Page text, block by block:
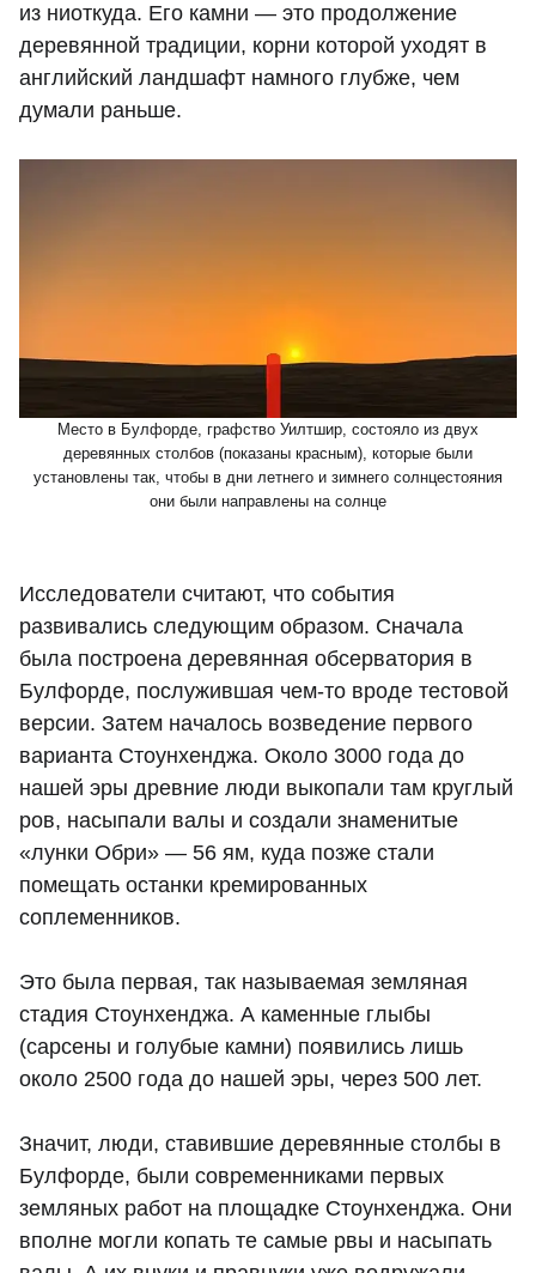
из ниоткуда. Его камни — это продолжение
деревянной традиции, корни которой уходят в
английский ландшафт намного глубже, чем
думали раньше.
Место в Булфорде, графство Уилтшир, состояло из двух
деревянных столбов (показаны красным), которые были
установлены так, чтобы в дни летнего и зимнего солнцестояния
они были направлены на солнце
Исследователи считают, что события
развивались следующим образом. Сначала
была построена деревянная обсерватория в
Булфорде, послужившая чем-то вроде тестовой
версии. Затем началось возведение первого
варианта Стоунхенджа. Около 3000 года до
нашей эры древние люди выкопали там круглый
ров, насыпали валы и создали знаменитые
«лунки Обри» — 56 ям, куда позже стали
помещать останки кремированных
соплеменников.
Это была первая, так называемая земляная
стадия Стоунхенджа. А каменные глыбы
(сарсены и голубые камни) появились лишь
около 2500 года до нашей эры, через 500 лет.
Значит, люди, ставившие деревянные столбы в
Булфорде, были современниками первых
земляных работ на площадке Стоунхенджа. Они
вполне могли копать те самые рвы и насыпать